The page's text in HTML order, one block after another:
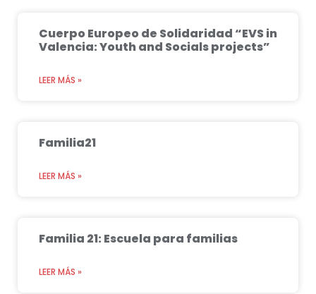
Cuerpo Europeo de Solidaridad “EVS in
Valencia: Youth and Socials projects”
LEER MÁS »
Familia21
LEER MÁS »
Familia 21: Escuela para familias
LEER MÁS »